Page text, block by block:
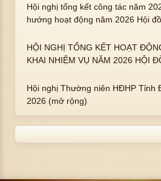
trai : ngài Phạm Huy, Phạm Miện
Hội nghị tổng kết công tác năm
hướng hoạt động năm 2026 Hội
HỘI NGHỊ TỔNG KẾT HOẠT
KHAI NHIỆM VỤ NĂM 2026 HỘI ĐỒNG HỌ PHẠM
Hội nghị Thường niên HĐHP Tỉnh
2026 (mở rộng)